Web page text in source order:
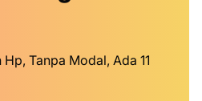
Tanpa Modal, Ada 11